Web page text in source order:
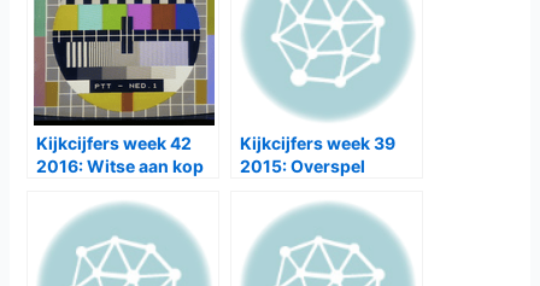
Kijkcijfers week 42
2016: Witse aan kop
Kijkcijfers week 39
2015: Overspel
begint matig